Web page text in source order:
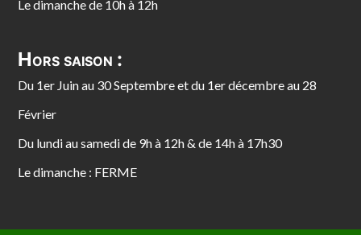
Le dimanche de 10h à 12h
Hors saison :
Du 1er Juin au 30 Septembre et du 1er décembre au 28
Février
Du lundi au samedi de 9h à 12h & de 14h à 17h30
Le dimanche : FERME